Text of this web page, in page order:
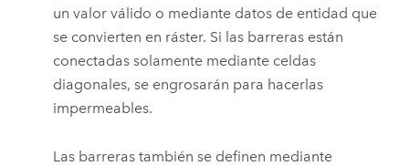
un valor válido o mediante datos de entidad que
se convierten en ráster. Si las barreras están
conectadas solamente mediante celdas
diagonales, se engrosarán para hacerlas
impermeables.
Las barreras también se definen mediante